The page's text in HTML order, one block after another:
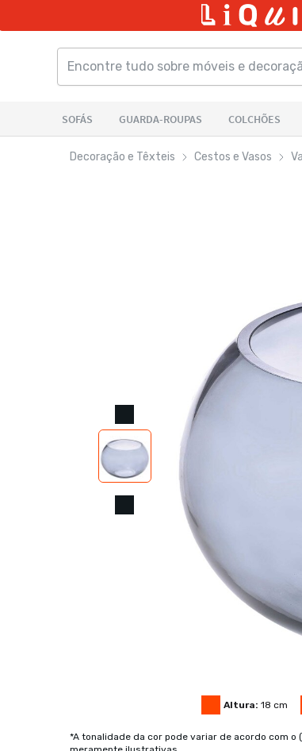
Decoração e Têxteis Cestos e Vasos
Altura: 18 cm
*A tonalidade da cor pode variar de acordo com